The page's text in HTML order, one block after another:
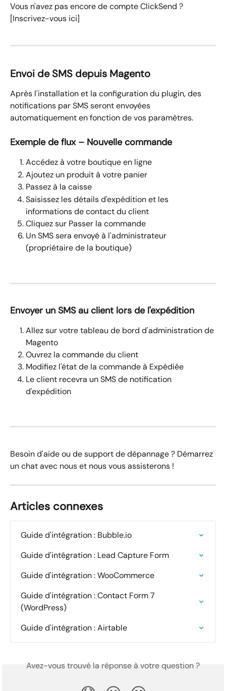
Vous n'avez pas encore de compte ClickSend ?
[Inscrivez-vous ici]
Envoi de SMS depuis Magento
Après l'installation et la configuration du plugin, des
notifications par SMS seront envoyées
automatiquement en fonction de vos paramètres.
Exemple de flux – Nouvelle commande
Accédez à votre boutique en ligne
Ajoutez un produit à votre panier
Passez à la caisse
Saisissez les détails d'expédition et les
informations de contact du client
Cliquez sur Passer la commande
Un SMS sera envoyé à l'administrateur
(propriétaire de la boutique)
Envoyer un SMS au client lors de l'expédition
Allez sur votre tableau de bord d'administration de
Magento
Ouvrez la commande du client
Modifiez l'état de la commande à Expédiée
Le client recevra un SMS de notification
d'expédition
Besoin d'aide ou de support de dépannage ? Démarrez
un chat avec nous et nous vous assisterons !
Articles connexes
Guide d'intégration : Bubble.io
Guide d'intégration : Lead Capture Form
Guide d'intégration : WooCommerce
Guide d'intégration : Contact Form 7
(WordPress)
Guide d'intégration : Airtable
Avez-vous trouvé la réponse à votre question ?